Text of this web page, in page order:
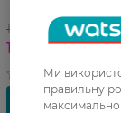
199,99 ГРН
149,99 ГРН
Ми
правильну